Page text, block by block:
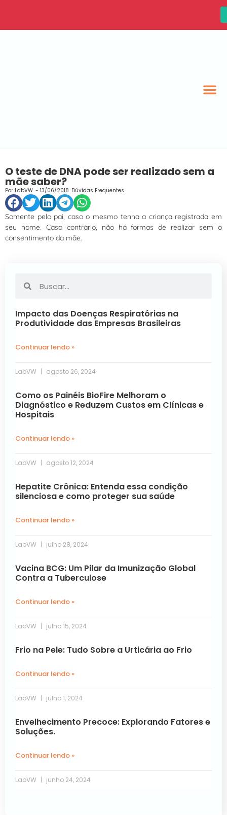
O teste de DNA pode ser realizado sem a
mãe saber?
Por LabVW - 13/06/2018 Dúvidas Frequentes
Somente pelo pai, caso o mesmo tenha a criança registrada em
seu nome. Caso contrário, não há formas de realizar sem o
consentimento da mãe.
Impacto das Doenças Respiratórias na
Produtividade das Empresas Brasileiras
Continuar lendo »
LabVW agosto 26, 2024
Como os Painéis BioFire Melhoram o
Diagnóstico e Reduzem Custos em Clínicas e
Hospitais
Continuar lendo »
LabVW agosto 12, 2024
Hepatite Crônica: Entenda essa condição
silenciosa e como proteger sua saúde
Continuar lendo »
LabVW julho 28, 2024
Vacina BCG: Um Pilar da Imunização Global
Contra a Tuberculose
Continuar lendo »
LabVW julho 15, 2024
Frio na Pele: Tudo Sobre a Urticária ao Frio
Continuar lendo »
LabVW julho 1, 2024
Envelhecimento Precoce: Explorando Fatores e
Soluções.
Continuar lendo »
LabVW junho 24, 2024